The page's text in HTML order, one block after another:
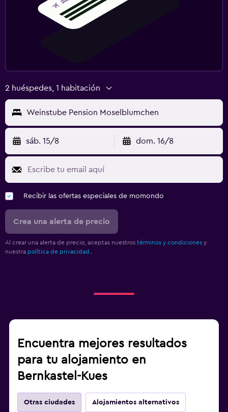
2 huéspedes, 1 habitación
Weinstube Pension Moselblumchen
sáb. 15/8 dom. 16/8
Recibir las ofertas especiales de momondo
Crea una alerta de precio
Al crear una alerta de precio, aceptas nuestros términos y condiciones y
nuestra política de privacidad.
Encuentra mejores resultados
para tu alojamiento en
Bernkastel-Kues
Otras ciudades Alojamientos alternativos